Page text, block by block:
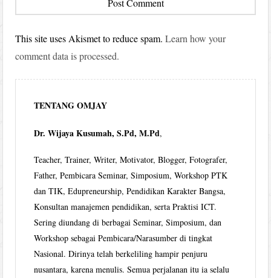
This site uses Akismet to reduce spam.Learn how your
comment data is processed.
TENTANG OMJAY
Dr. Wijaya Kusumah, S.Pd, M.Pd,
Teacher, Trainer, Writer, Motivator, Blogger, Fotografer,
Father, Pembicara Seminar, Simposium, Workshop PTK
dan TIK, Edupreneurship, Pendidikan Karakter Bangsa,
Konsultan manajemen pendidikan, serta Praktisi ICT.
Sering diundang di berbagai Seminar, Simposium, dan
Workshop sebagai Pembicara/Narasumber di tingkat
Nasional. Dirinya telah berkeliling hampir penjuru
nusantara, karena menulis. Semua perjalanan itu ia selalu